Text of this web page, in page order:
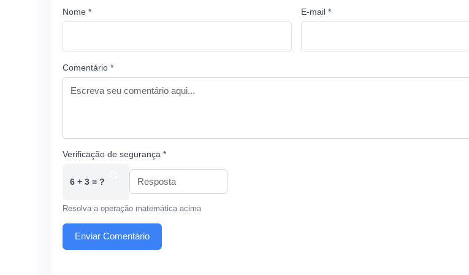
Nome * E-mail *
Comentário *
Verificação de segurança *
6 + 3 = ?
Resolva a operação matemática acima
Enviar Comentário